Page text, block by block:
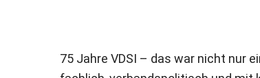
75 Jahre VDSI – das war nicht nur